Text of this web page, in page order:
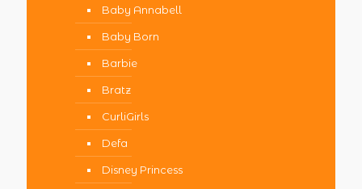
Baby Annabell
Baby Born
Barbie
Bratz
CurliGirls
Defa
Disney Princess